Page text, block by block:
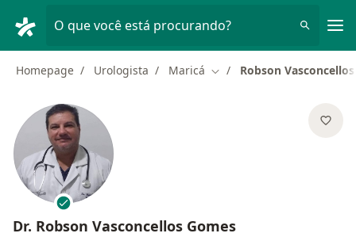
O que você está procurando?
Homepage Urologista Maricá Mudar de cidade
Robson
Dr. Robson Vasconcellos Gomes